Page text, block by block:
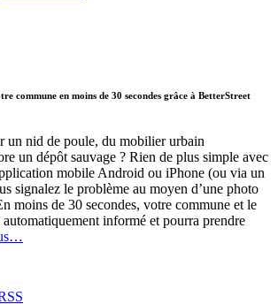
commune en moins de 30 secondes grâce à BetterStreet
un nid de poule, du mobilier urbain
un dépôt sauvage ? Rien de plus simple avec
mobile Android ou iPhone (ou via un
signalez le problème au moyen d’une photo
moins de 30 secondes, votre commune et le
automatiquement informé et pourra prendre